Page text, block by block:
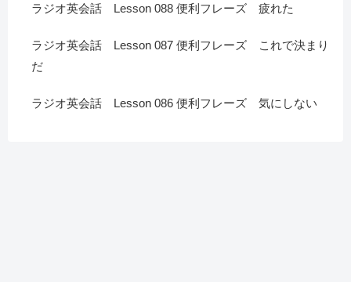
ラジオ英会話 Lesson 088 便利フレーズ 疲れた
ラジオ英会話 Lesson 087 便利フレーズ これで決まり
だ
ラジオ英会話 Lesson 086 便利フレーズ 気にしない